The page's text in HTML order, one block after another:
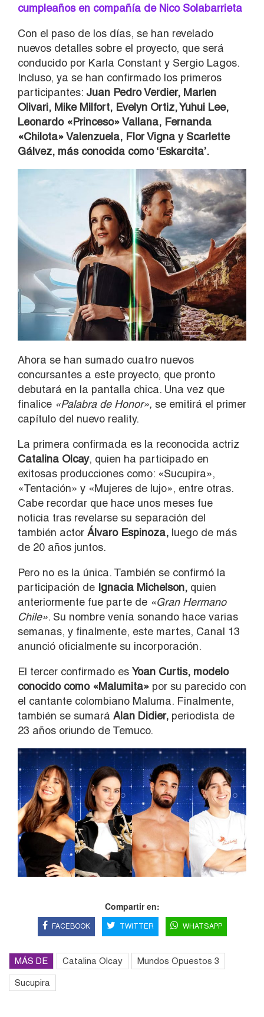
cumpleaños en compañía de Nico Solabarrieta
Con el paso de los días, se han revelado
nuevos detalles sobre el proyecto, que será
conducido por Karla Constant y Sergio Lagos.
Incluso, ya se han confirmado los primeros
participantes: Juan Pedro Verdier, Marlen
Olivari, Mike Milfort, Evelyn Ortiz, Yuhui Lee,
Leonardo «Princeso» Vallana, Fernanda
«Chilota» Valenzuela, Flor Vigna y Scarlette
Gálvez, más conocida como ‘Eskarcita’.
Ahora se han sumado cuatro nuevos
concursantes a este proyecto, que pronto
debutará en la pantalla chica. Una vez que
finalice «Palabra de Honor», se emitirá el primer
capítulo del nuevo reality.
La primera confirmada es la reconocida actriz
Catalina Olcay, quien ha participado en
exitosas producciones como: «Sucupira»,
«Tentación» y «Mujeres de lujo», entre otras.
Cabe recordar que hace unos meses fue
noticia tras revelarse su separación del
también actor Álvaro Espinoza, luego de más
de 20 años juntos.
Pero no es la única. También se confirmó la
participación de Ignacia Michelson, quien
anteriormente fue parte de «Gran Hermano
Chile». Su nombre venía sonando hace varias
semanas, y finalmente, este martes, Canal 13
anunció oficialmente su incorporación.
El tercer confirmado es Yoan Curtis, modelo
conocido como «Malumita» por su parecido con
el cantante colombiano Maluma. Finalmente,
también se sumará Alan Didier, periodista de
23 años oriundo de Temuco.
Compartir en:
FACEBOOK TWITTER WHATSAPP
MÁS DE Catalina Olcay Mundos Opuestos 3
Sucupira